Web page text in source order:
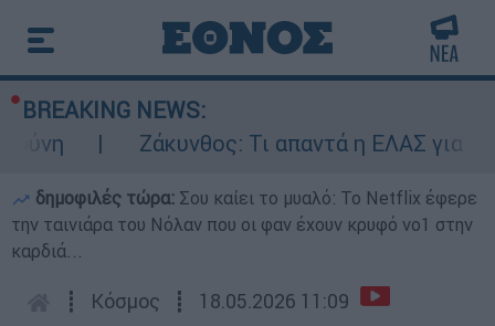
BREAKING NEWS:
Ζάκυνθος: Τι απαντά η ΕΛΑΣ για
δημοφιλές τώρα: Σου καίει το μυαλό: Το Netflix έφερε
την ταινιάρα του Νόλαν που οι φαν έχουν κρυφό νο1 στην
καρδιά...
┋ Κόσμος ┋ 18.05.2026 11:09